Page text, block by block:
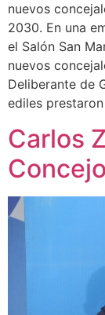
nuevos
2030. En una
el Salón San
nuevos
Deliberante de
ediles
Carlos